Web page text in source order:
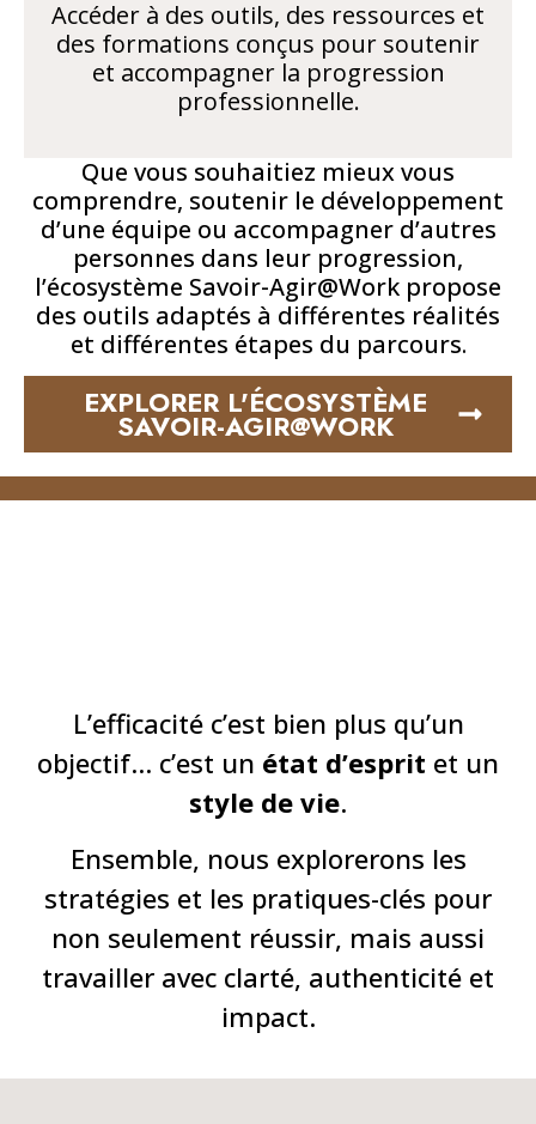
Accéder à des outils, des ressources et
des formations conçus pour soutenir
et accompagner la progression
professionnelle.
Que vous souhaitiez mieux vous
comprendre, soutenir le développement
d’une équipe ou accompagner d’autres
personnes dans leur progression,
l’écosystème Savoir-Agir@Work propose
des outils adaptés à différentes réalités
et différentes étapes du parcours.
EXPLORER L'ÉCOSYSTÈME
SAVOIR-AGIR@WORK
L’efficacité c’est bien plus qu’un
objectif… c’est un état d’esprit et un
style de vie.
Ensemble, nous explorerons les
stratégies et les pratiques-clés pour
non seulement réussir, mais aussi
travailler avec clarté, authenticité et
impact.